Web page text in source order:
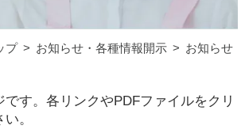
プ お知らせ・各種情報開示 お知らせ
す。各リンクやPDFファイルをクリ
。